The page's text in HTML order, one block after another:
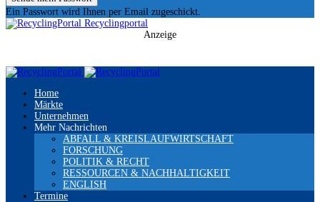
Ein Passwort wird Ihnen per Email zugeschickt.
Recyclingportal
Anzeige
Home
Märkte
Unternehmen
Mehr Nachrichten
ABFALL & KREISLAUFWIRTSCHAFT
FORSCHUNG
POLITIK & RECHT
RESSOURCEN & NACHHALTIGKEIT
ENGLISH
Termine